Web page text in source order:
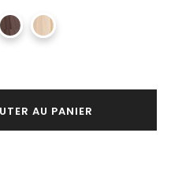
AU PANIER